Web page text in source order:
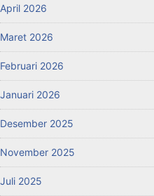
April 2026
Maret 2026
Februari 2026
Januari 2026
Desember 2025
November 2025
Juli 2025